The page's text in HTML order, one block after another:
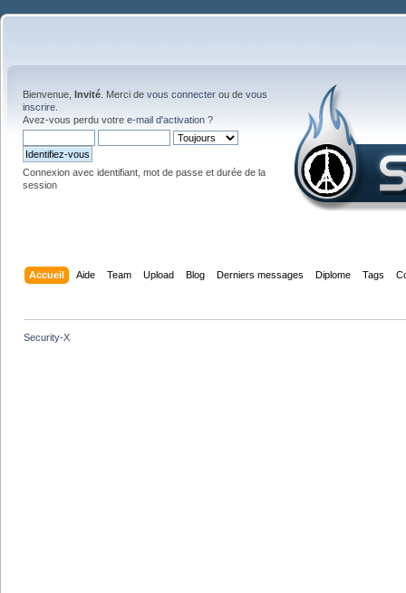
Bienvenue, Invité . Merci de vous connecter ou de vous
inscrire
Avez-vous perdu votre e-mail d'activation ?
Connexion avec identifiant, mot de passe et durée de la
session
Accueil Aide Team Upload Blog Derniers messages Diplome Tags
Security-X